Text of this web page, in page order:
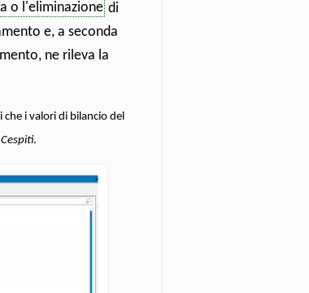
o l'eliminazionedi
e, a seconda
ne rileva la
i valori di bilancio del
.